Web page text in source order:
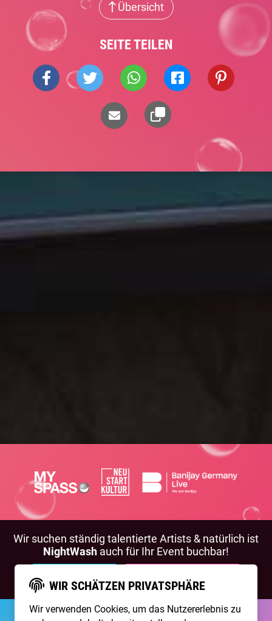
Übersicht
SEITE TEILEN
Wir suchen ständig talentierte Artists & natürlich ist
NightWash auch für Ihr Event buchbar!
WIR SCHÄTZEN PRIVATSPHÄRE
Wir verwenden Cookies, um das Nutzererlebnis zu